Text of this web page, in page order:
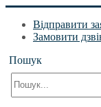
Відправити
Замовити
Пошук